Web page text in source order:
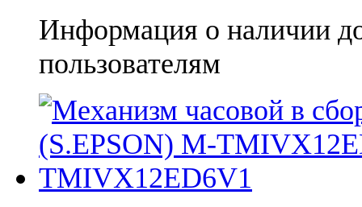
Информация о наличии
пользователям